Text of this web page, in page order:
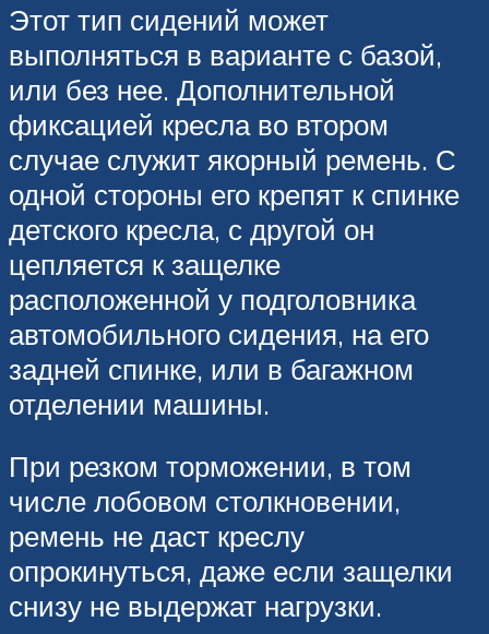
Этот тип сидений может
выполняться в варианте с базой,
или без нее. Дополнительной
фиксацией кресла во втором
случае служит якорный ремень. С
одной стороны его крепят к спинке
детского кресла, с другой он
цепляется к защелке
расположенной у подголовника
автомобильного сидения, на его
задней спинке, или в багажном
отделении машины.
При резком торможении, в том
числе лобовом столкновении,
ремень не даст креслу
опрокинуться, даже если защелки
снизу не выдержат нагрузки.